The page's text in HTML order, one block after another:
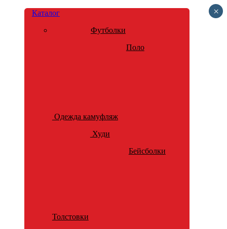
Каталог
Футболки
Поло
Одежда камуфляж
Худи
Бейсболки
Толстовки
×